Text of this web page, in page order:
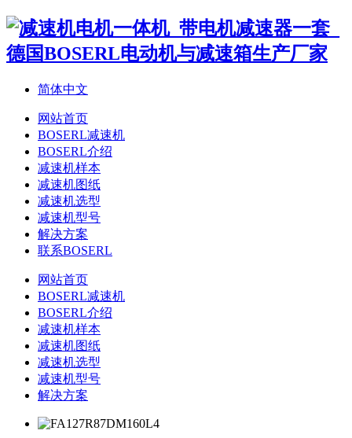
简体中文
网站首页
BOSERL减速机
BOSERL介绍
减速机样本
减速机图纸
减速机选型
减速机型号
解决方案
联系BOSERL
网站首页
BOSERL减速机
BOSERL介绍
减速机样本
减速机图纸
减速机选型
减速机型号
解决方案